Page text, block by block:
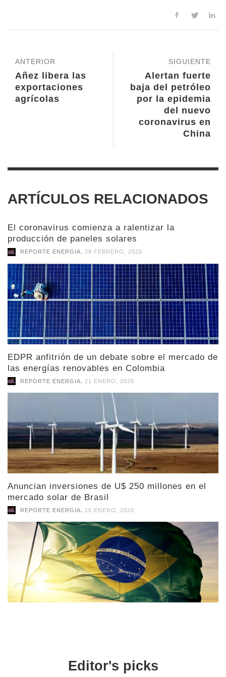
SIGUIENTE
Alertan fuerte
baja del petróleo
por la epidemia
del nuevo
coronavirus en
China
ANTERIOR
Añez libera las
exportaciones
agrícolas
ARTÍCULOS RELACIONADOS
El coronavirus comienza a ralentizar la
producción de paneles solares
REPORTE ENERGIA, 28 FEBRERO, 2020
EDPR anfitrión de un debate sobre el mercado de
las energías renovables en Colombia
REPORTE ENERGIA 21 ENERO, 2020
Anuncian inversiones de U$ 250 millones en el
mercado solar de Brasil
REPORTE ENERGIA 16 ENERO, 2020
Editor's picks